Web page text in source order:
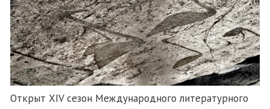
Открыт XIV сезон Международного литературного